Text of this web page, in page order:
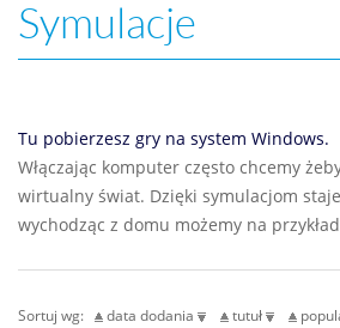
Symulacje
Tu pobierzesz gry na system Windows.
Włączając komputer często chcemy
wirtualny świat. Dzięki symulacjom
wychodząc z domu możemy na
Sortuj wg: data dodania tutuł